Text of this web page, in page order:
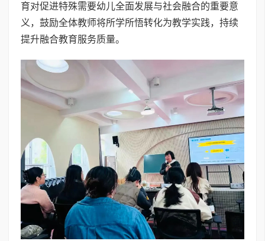
育对促进特殊需要幼儿全面发展与社会融合的重要意
义，鼓励全体教师将所学所悟转化为教学实践，持续
提升融合教育服务质量。